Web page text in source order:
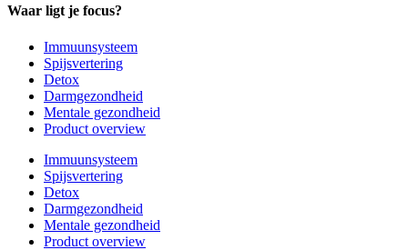
Waar ligt je focus?
Immuunsysteem
Spijsvertering
Detox
Darmgezondheid
Mentale gezondheid
Product overview
Immuunsysteem
Spijsvertering
Detox
Darmgezondheid
Mentale gezondheid
Product overview